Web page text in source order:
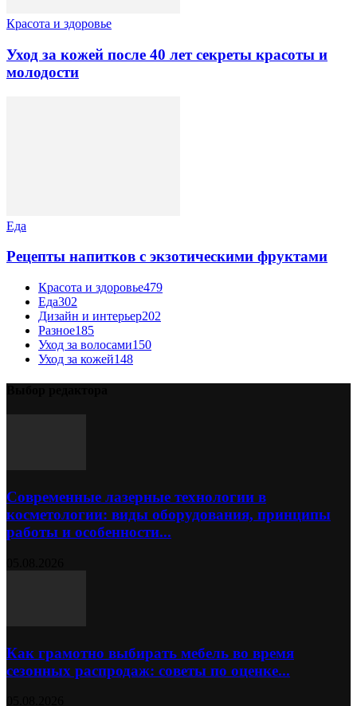
Красота и здоровье
Уход за кожей после 40 лет секреты красоты и
молодости
Еда
Рецепты напитков с экзотическими фруктами
Красота и здоровье479
Еда302
Дизайн и интерьер202
Разное185
Уход за волосами150
Уход за кожей148
Современные лазерные технологии в
косметологии: виды оборудования, принципы
работы и особенности...
Как грамотно выбирать мебель во время
сезонных распродаж: советы по оценке...